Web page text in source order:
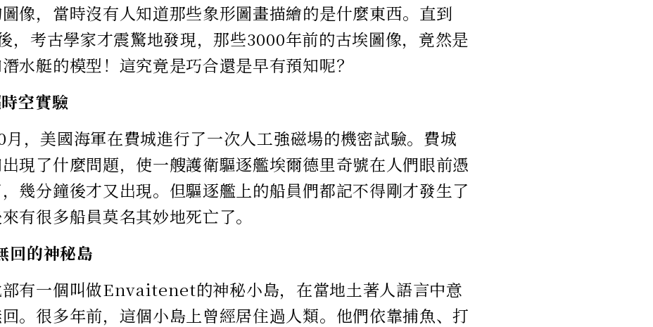
像，當時沒有人知道那些象形圖畫描繪的是什麼東西。直到
，考古學家才震驚地發現，那些3000年前的古埃圖像，竟然是
水艇的模型！這究竟是巧合還是早有預知呢？
空實驗
月，美國海軍在費城進行了一次人工強磁場的機密試驗。費城
現了什麼問題，使一艘護衛驅逐艦埃爾德里奇號在人們眼前憑
幾分鐘後才又出現。但驅逐艦上的船員們都記不得剛才發生了
有很多船員莫名其妙地死亡了。
回的神秘島
有一個叫做Envaitenet的神秘小島，在當地土著人語言中意
。很多年前，這個小島上曾經居住過人類。他們依靠捕魚、打